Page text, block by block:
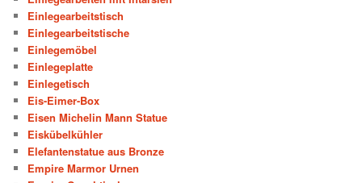
Einlegearbeitstisch
Einlegearbeitstische
Einlegemöbel
Einlegeplatte
Einlegetisch
Eis-Eimer-Box
Eisen Michelin Mann Statue
Eiskübelkühler
Elefantenstatue aus Bronze
Empire Marmor Urnen